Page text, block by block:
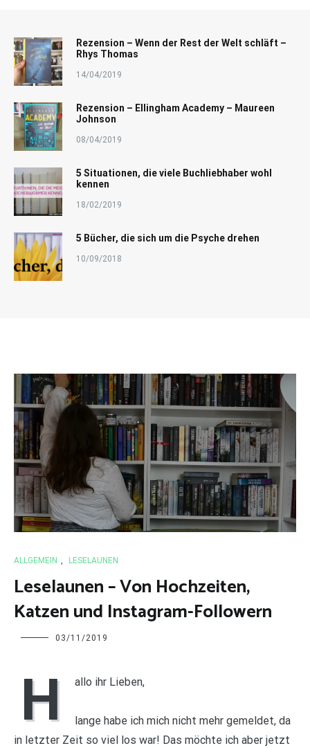
Rezension – Wenn der Rest der Welt schläft –
Rhys Thomas
14/04/2019
Rezension – Ellingham Academy – Maureen
Johnson
08/04/2019
5 Situationen, die viele Buchliebhaber wohl
kennen
18/02/2019
5 Bücher, die sich um die Psyche drehen
10/09/2018
ALLGEMEIN , LESELAUNEN
Leselaunen – Von Hochzeiten,
Katzen und Instagram-Followern
Charline 03/11/2019
H allo ihr Lieben,
lange habe ich mich nicht mehr gemeldet, da
in letzter Zeit so viel los war! Das möchte ich aber jetzt